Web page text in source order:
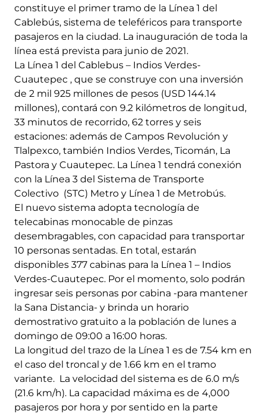
constituye el primer tramo de la Línea 1 del
Cablebús, sistema de teleféricos para transporte
pasajeros en la ciudad. La inauguración de toda la
línea está prevista para junio de 2021.
La Línea 1 del Cablebus – Indios Verdes-
Cuautepec , que se construye con una inversión
de 2 mil 925 millones de pesos (USD 144.14
millones), contará con 9.2 kilómetros de longitud,
33 minutos de recorrido, 62 torres y seis
estaciones: además de Campos Revolución y
Tlalpexco, también Indios Verdes, Ticomán, La
Pastora y Cuautepec. La Línea 1 tendrá conexión
con la Línea 3 del Sistema de Transporte
Colectivo (STC) Metro y Línea 1 de Metrobús.
El nuevo sistema adopta tecnología de
telecabinas monocable de pinzas
desembragables, con capacidad para transportar
10 personas sentadas. En total, estarán
disponibles 377 cabinas para la Línea 1 – Indios
Verdes-Cuautepec. Por el momento, solo podrán
ingresar seis personas por cabina -para mantener
la Sana Distancia- y brinda un horario
demostrativo gratuito a la población de lunes a
domingo de 09:00 a 16:00 horas.
La longitud del trazo de la Línea 1 es de 7.54 km en
el caso del troncal y de 1.66 km en el tramo
variante. La velocidad del sistema es de 6.0 m/s
(21.6 km/h). La capacidad máxima es de 4,000
pasajeros por hora y por sentido en la parte